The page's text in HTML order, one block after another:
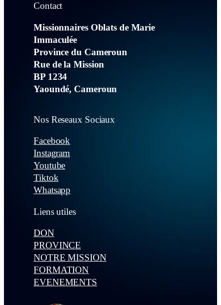
Contact
Missionnaires Oblats de Marie
Immaculée
Province du Cameroun
Rue de la Mission
BP 1234
Yaoundé, Cameroun
Nos Reseaux Sociaux
Facebook
Instagram
Youtube
Tiktok
Whatsapp
Liens utiles
DON
PROVINCE
NOTRE MISSION
FORMATION
EVENEMENTS